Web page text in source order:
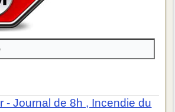
- Journal de 8h , Incendie du